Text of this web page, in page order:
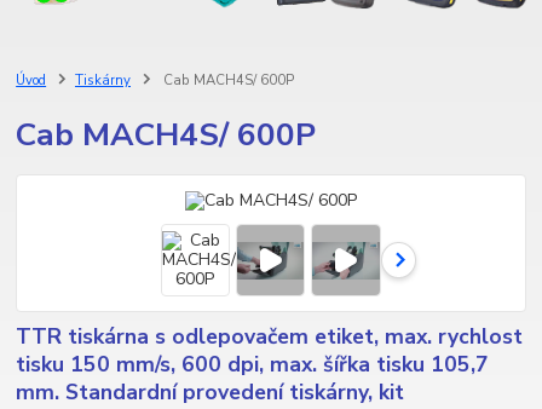
Úvod Tiskárny Cab MACH4S/ 600P
Cab MACH4S/ 600P
TTR tiskárna s odlepovačem etiket, max. rychlost
tisku 150 mm/s, 600 dpi, max. šířka tisku 105,7
mm. Standardní provedení tiskárny, kit